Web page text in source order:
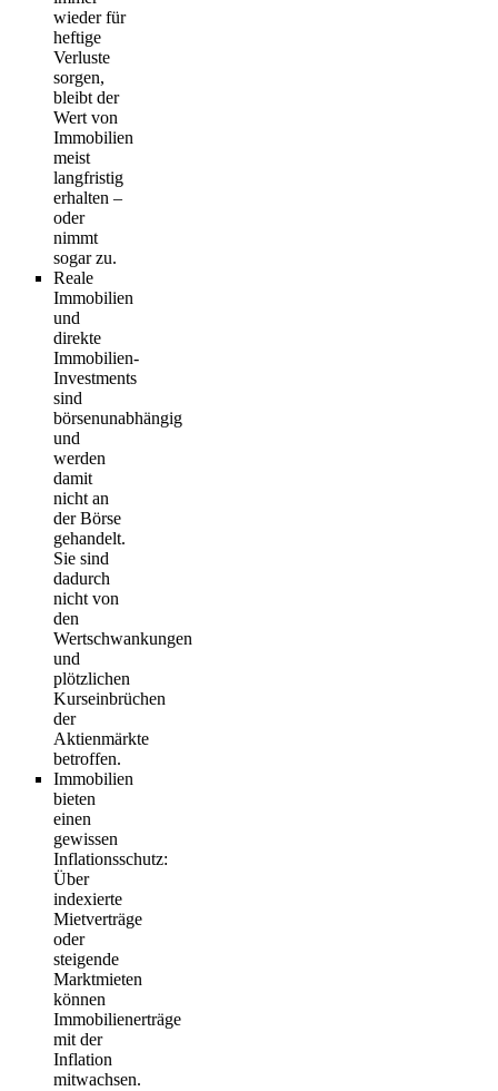
wieder für
heftige
Verluste
sorgen,
bleibt der
Wert von
Immobilien
meist
langfristig
erhalten –
oder
nimmt
sogar zu.
Reale
Immobilien
und
direkte
Immobilien-
Investments
sind
börsenunabhängig
und
werden
damit
nicht an
der Börse
gehandelt.
Sie sind
dadurch
nicht von
den
Wertschwankungen
und
plötzlichen
Kurseinbrüchen
der
Aktienmärkte
betroffen.
Immobilien
bieten
einen
gewissen
Inflationsschutz:
Über
indexierte
Mietverträge
oder
steigende
Marktmieten
können
Immobilienerträge
mit der
Inflation
mitwachsen.